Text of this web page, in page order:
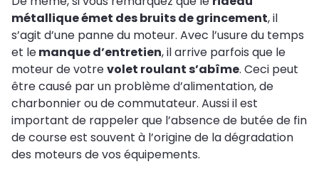
métallique émet des bruits de grincement, il
s’agit d’une panne du moteur. Avec l’usure du temps
et lemanque d’entretien, il arrive parfois que le
moteur de votrevolet roulant s’abîme. Ceci peut
être causé par un problème d’alimentation, de
charbonnier ou de commutateur. Aussi il est
important de rappeler que l’absence de butée de fin
de course est souvent à l’origine de la dégradation
des moteurs de vos équipements.